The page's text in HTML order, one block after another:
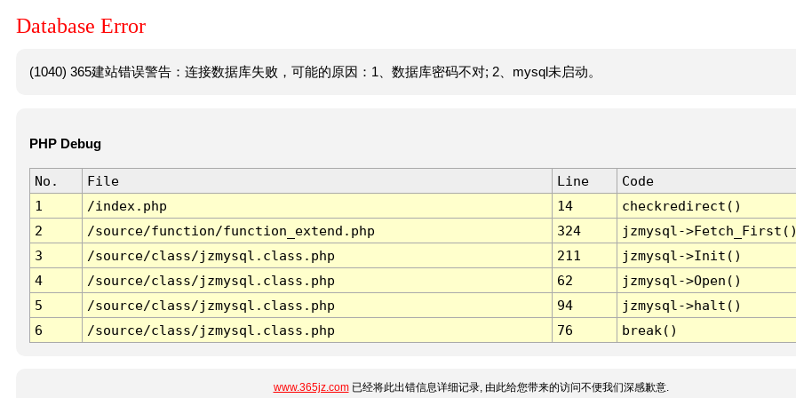
Database Error
(1040) 365建站错误警告：连接数据库失败，可能的原因：1、数据库密码不对; 2、mysql未启动。
PHP Debug
No. File Line
Code
1
/index.php 14
checkredirect()
2
/source/function/function_extend.php 324
jzmysql-
3
/source/class/jzmysql.class.php 211
jzmysql->Init()
4
/source/class/jzmysql.class.php 62
jzmysql->Open()
5
/source/class/jzmysql.class.php 94
jzmysql->halt()
6
/source/class/jzmysql.class.php 76 break()
www.365jz.com已经将此出错信息详细记录, 由此给您带来的访问不便我们深感歉意.